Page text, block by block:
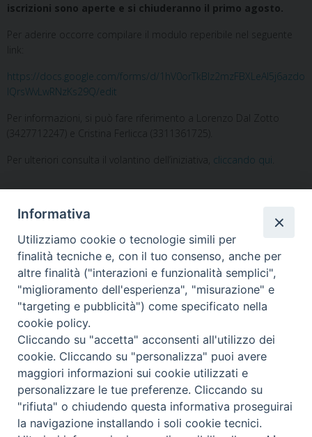
iscrizioni sono aperte e si chiuderanno il primo agosto.
Per aderire occorre compilare il modulo reperibile nel seguente
link:
https://docs.google.com/forms/d/1hV0orTkBlz2mzFBXLeAI5j6azdo
lQrsWvLwRNzKs29Q/edit
Per informazioni, si può fare riferimento a Lorenzo Dal Zotto
(3427712247) e Cristina Ferlicca (3311361725).
Per ulteriori consulta il volantino dell’iniziativa, cliccando qui
Home Il Vescovo Diocesi Pastorale
Liturgia
Beni Culturali
Modulistica
Casa dioc. di Spagliagrano Webmail
2025 copyright
Diocesi di Orvieto – Todi
Informativa
Utilizziamo cookie o tecnologie simili per
finalità tecniche e, con il tuo consenso, anche per
altre finalità ("interazioni e funzionalità semplici",
"miglioramento dell'esperienza", "misurazione" e
"targeting e pubblicità") come specificato nella
cookie policy.
Cliccando su "accetta" acconsenti all'utilizzo dei
cookie. Cliccando su "personalizza" puoi avere
maggiori informazioni sui cookie utilizzati e
personalizzare le tue preferenze. Cliccando su
"rifiuta" o chiudendo questa informativa proseguirai
la navigazione installando i soli cookie tecnici.